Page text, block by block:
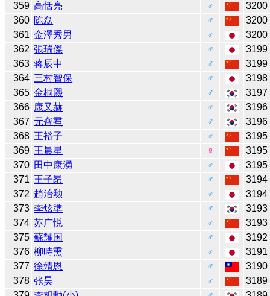
359 高恬亮 ♂
3200
360 陈磊 ♂
3200
361 金澤秀男 ♂
3200
362 張瑞傑 ♂
3199
363 蒋辰中 ♂
3199
364 三村智保 ♂
3198
365 金桐熙 ♂
3197
366 康又赫 ♂
3196
367 元齊焄 ♂
3196
368 王裕子 ♂
3195
369 王晨星 ♀
3195
370 田中康湧 ♂
3195
371 王子昂 ♂
3194
372 趙治勲 ♂
3194
373 李炫準 ♂
3193
374 苏广悦 ♂
3193
375 蘇耀国 ♂
3192
376 柳時熏 ♂
3191
377 徐靖恩 ♂
3190
378 张昊 ♂
3189